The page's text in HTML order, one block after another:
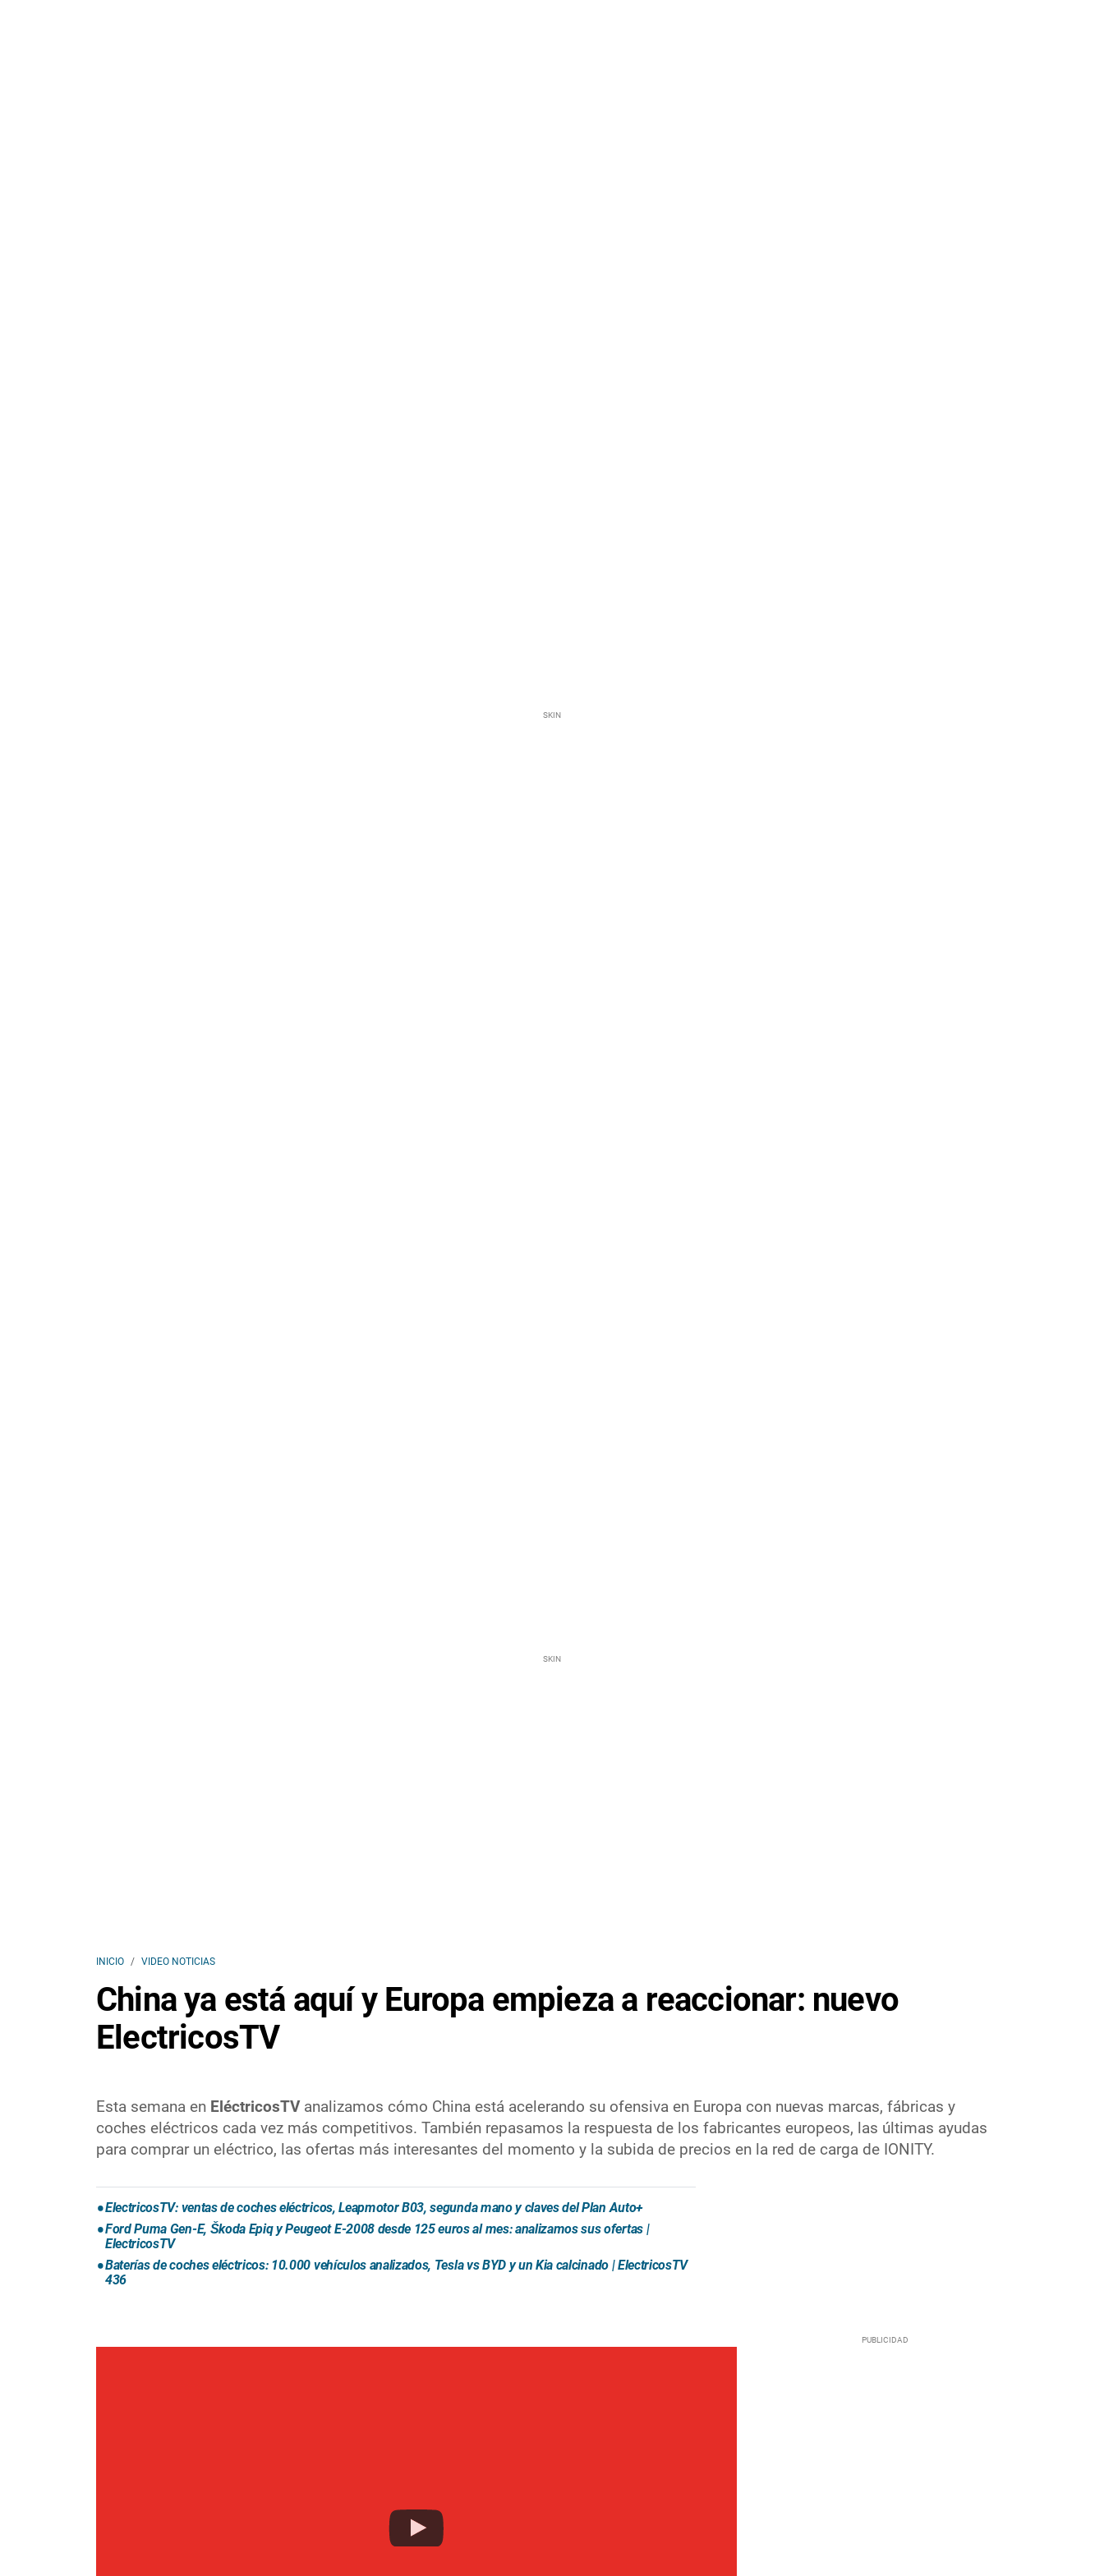
INICIO VIDEO NOTICIAS
China ya está aquí y Europa empieza a reaccionar: nuevo
ElectricosTV
Esta semana en EléctricosTVanalizamos cómo China está acelerando su ofensiva en Europa con nuevas marcas, fábricas y
coches eléctricos cada vez más competitivos. También repasamos la respuesta de los fabricantes europeos, las últimas ayudas
para comprar un eléctrico, las ofertas más interesantes del momento y la subida de precios en la red de carga de IONITY.
ElectricosTV: ventas de coches eléctricos, Leapmotor B03, segunda mano y claves del Plan Auto+
Ford Puma Gen-E, Škoda Epiq y Peugeot E-2008 desde 125 euros al mes: analizamos sus ofertas |
ElectricosTV
Baterías de coches eléctricos: 10.000 vehículos analizados, Tesla vs BYD y un Kia calcinado | ElectricosTV
436